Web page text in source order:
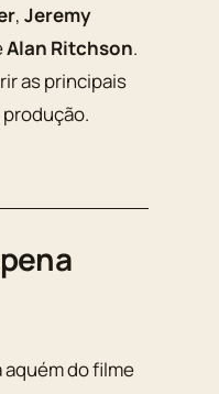
, Jeremy
Alan Ritchson.
as principais
do filme